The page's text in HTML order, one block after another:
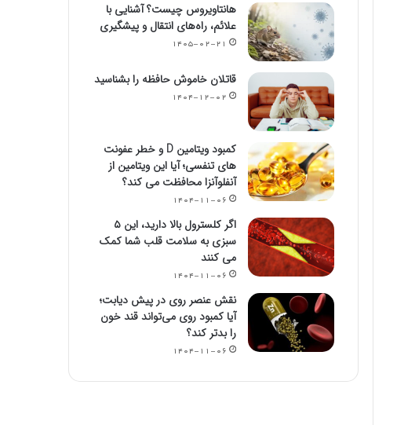
هانتاویروس چیست؟ آشنایی با
علائم، راه‌های انتقال و پیشگیری
۱۴۰۵-۰۲-۲۱
قاتلان خاموش حافظه را بشناسید
۱۴۰۴-۱۲-۰۲
کمبود ویتامین D و خطر عفونت
های تنفسی؛ آیا این ویتامین از
آنفلوآنزا محافظت می کند؟
۱۴۰۴-۱۱-۰۶
اگر کلسترول بالا دارید، این ۵
سبزی به سلامت قلب شما کمک
می کنند
۱۴۰۴-۱۱-۰۶
نقش عنصر روی در پیش دیابت؛
آیا کمبود روی می‌تواند قند خون
را بدتر کند؟
۱۴۰۴-۱۱-۰۶